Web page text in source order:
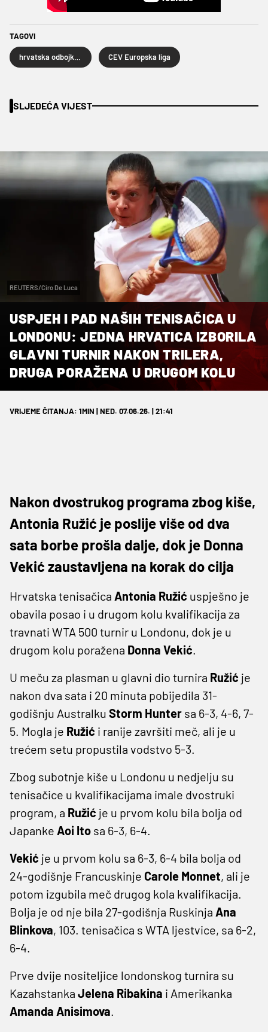
TAGOVI
CEV Europska liga
SLJEDEĆA VIJEST
REUTERS/Ciro De Luca
USPJEH I PAD NAŠIH TENISAČICA U
LONDONU: JEDNA HRVATICA IZBORILA
GLAVNI TURNIR NAKON TRILERA,
DRUGA PORAŽENA U DRUGOM KOLU
VRIJEME ČITANJA: 1MIN | NED. 07.06.26. | 21:41
Nakon dvostrukog programa zbog kiše,
Antonia Ružić je poslije više od dva
sata borbe prošla dalje, dok je Donna
Vekić zaustavljena na korak do cilja
Hrvatska tenisačica Antonia Ružić uspješno je
obavila posao i u drugom kolu kvalifikacija za
travnati WTA 500 turnir u Londonu, dok je u
drugom kolu poražena Donna Vekić.
U meču za plasman u glavni dio turnira Ružić je
nakon dva sata i 20 minuta pobijedila 31-
godišnju Australku Storm Hunter sa 6-3, 4-6, 7-
5. Mogla je Ružić i ranije završiti meč, ali je u
trećem setu propustila vodstvo 5-3.
Zbog subotnje kiše u Londonu u nedjelju su
tenisačice u kvalifikacijama imale dvostruki
program, a Ružić je u prvom kolu bila bolja od
Japanke Aoi Ito sa 6-3, 6-4.
Vekić je u prvom kolu sa 6-3, 6-4 bila bolja od
24-godišnje Francuskinje Carole Monnet, ali je
potom izgubila meč drugog kola kvalifikacija.
Bolja je od nje bila 27-godišnja Ruskinja Ana
Blinkova, 103. tenisačica s WTA ljestvice, sa 6-2,
6-4.
Prve dvije nositeljice londonskog turnira su
Kazahstanka Jelena Ribakina i Amerikanka
Amanda Anisimova.